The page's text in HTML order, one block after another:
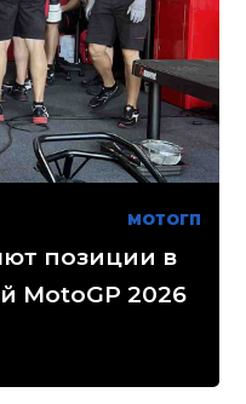
МОТОГП
позиции в
MotoGP 2026